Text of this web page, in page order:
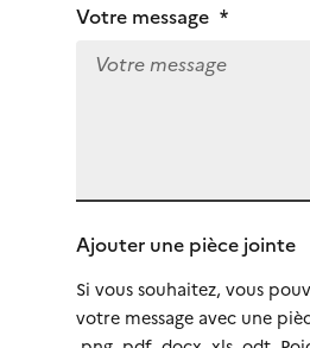
Votre message *
Ajouter une pièce jointe
Si vous souhaitez, vous
votre message avec une